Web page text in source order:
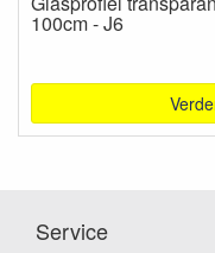
100cm - J6
Service